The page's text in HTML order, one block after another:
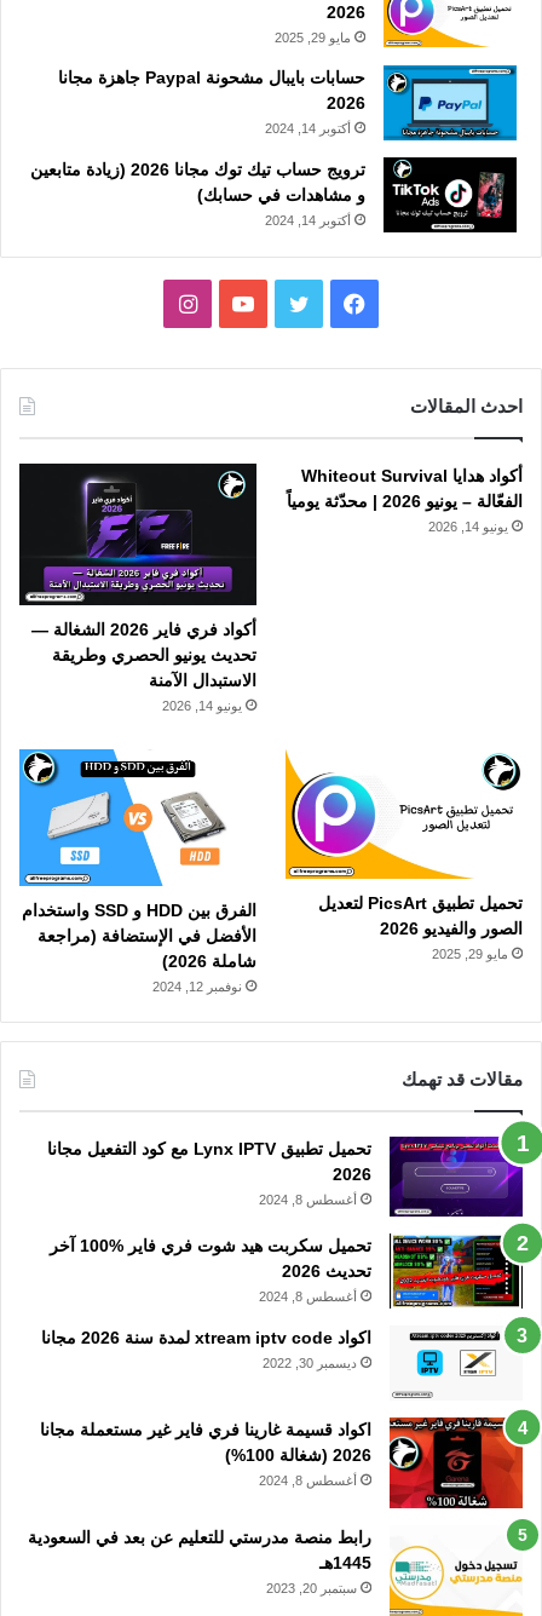
2026
مايو 29, 2025
حسابات بايبال مشحونة Paypal جاهزة مجانا
2026
أكتوبر 14, 2024
ترويج حساب تيك توك مجانا 2026 (زيادة متابعين
و مشاهدات في حسابك)
أكتوبر 14, 2024
فيسبوك تويتر يوتيوبانستقرام
احدث المقالات
أكواد هدايا Whiteout Survival
الفعّالة – يونيو 2026 | محدّثة يومياً
يونيو 14, 2026
أكواد فري فاير 2026 الشغالة —
تحديث يونيو الحصري وطريقة
الاستبدال الآمنة
يونيو 14, 2026
تحميل تطبيق PicsArt لتعديل
الصور والفيديو 2026
مايو 29, 2025
الفرق بين HDD و SSD واستخدام
الأفضل في الإستضافة (مراجعة
شاملة 2026)
نوفمبر 12, 2024
مقالات قد تهمك
تحميل تطبيق Lynx IPTV مع كود التفعيل مجانا
2026
أغسطس 8, 2024
تحميل سكربت هيد شوت فري فاير %100 آخر
تحديث 2026
أغسطس 8, 2024
اكواد xtream iptv code لمدة سنة 2026 مجانا
ديسمبر 30, 2022
اكواد قسيمة غارينا فري فاير غير مستعملة مجانا
2026 (شغالة 100%)
أغسطس 8, 2024
رابط منصة مدرستي للتعليم عن بعد في السعودية
1445هـ
سبتمبر 20, 2023